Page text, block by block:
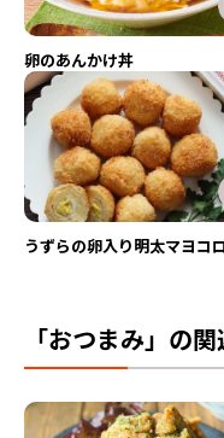
卵のあんかけ丼
うずらの卵入り明太マヨコ
「おつまみ」の